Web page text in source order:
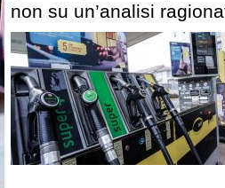
non su un’analisi